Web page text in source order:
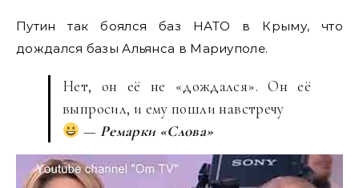
Путин так боялся баз НАТО в Крыму, что
дождался базы Альянса в Мариуполе.
Нет, он её не «дождался». Он её
выпросил, и ему пошли навстречу
— Ремарки «Слова»